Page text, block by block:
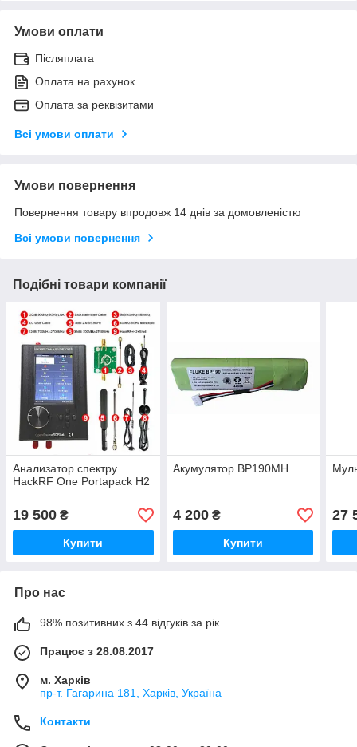
Умови оплати
Післяплата
Оплата на рахунок
Оплата за реквізитами
Всі умови оплати
Умови повернення
Повернення товару впродовж 14 днів за домовленістю
Всі умови повернення
Подібні товари компанії
Анализатор спектру
HackRF One Portapack H2
19 500 ₴
Купити
Акумулятор BP190MH
4 200₴
Купити
27
Про нас
98% позитивних з 44 відгуків за рік
Працює з 28.08.2017
м. Харків
пр-т. Гагарина 181, Харків, Україна
Контакти